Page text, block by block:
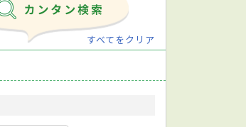
すべてをクリア